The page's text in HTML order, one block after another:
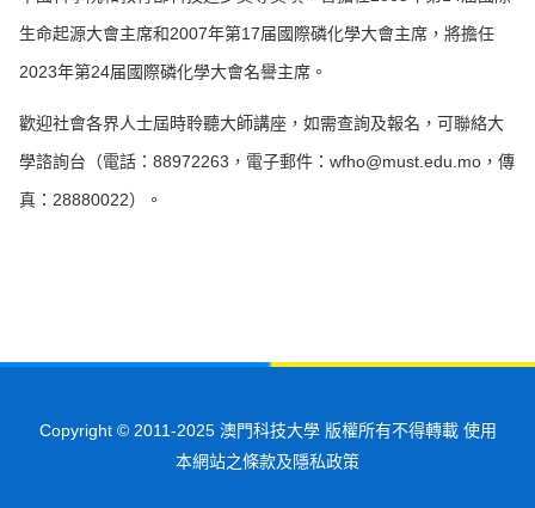
生命起源大會主席和2007年第17届國際磷化學大會主席，將擔任
2023年第24届國際磷化學大會名譽主席。
歡迎社會各界人士屆時聆聽大師講座，如需查詢及報名，可聯絡大
學諮詢台（電話：88972263，電子郵件：wfho@must.edu.mo，傳
真：28880022）。
Copyright © 2011-2025 澳門科技大學 版權所有不得轉載 使用
本網站之條款及隱私政策